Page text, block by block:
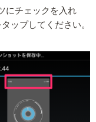
にチェックを入れ
ップしてください。